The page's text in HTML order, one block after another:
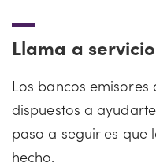
Llama a
Los bancos
dispuestos a
paso a seguir es
hecho.